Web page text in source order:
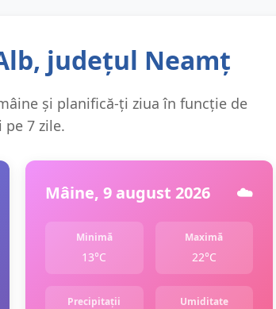
județul Neamț
și planifică-ți ziua în funcție de
7 zile.
Mâine, 9 august 2026 ☁️
Minimă
13°C
Maximă
22°C
Precipitații Umiditate